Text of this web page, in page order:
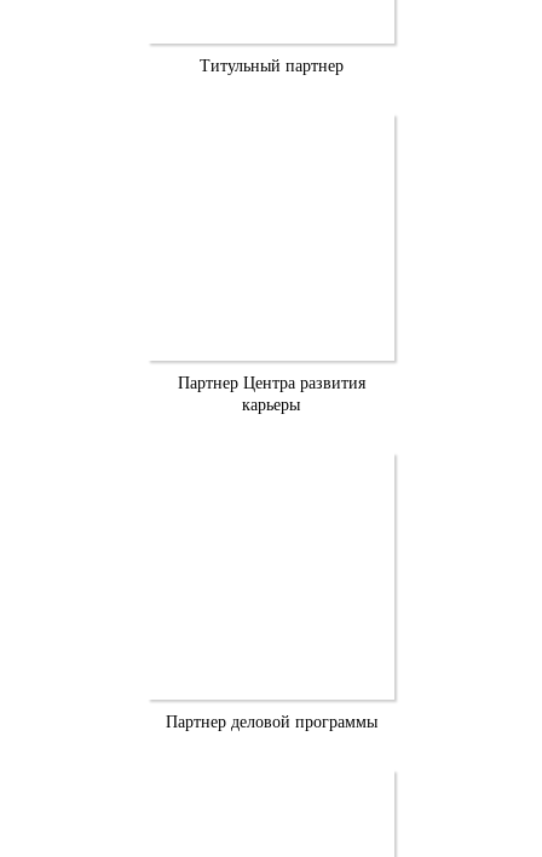
Титульный партнер
Партнер Центра развития
карьеры
Партнер деловой программы